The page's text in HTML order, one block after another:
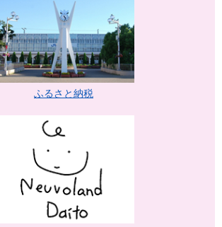
ふるさと納税